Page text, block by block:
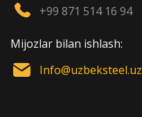
+99 871 514 16 94
Mijozlar bilan ishlash:
Info@uzbeksteel.uz